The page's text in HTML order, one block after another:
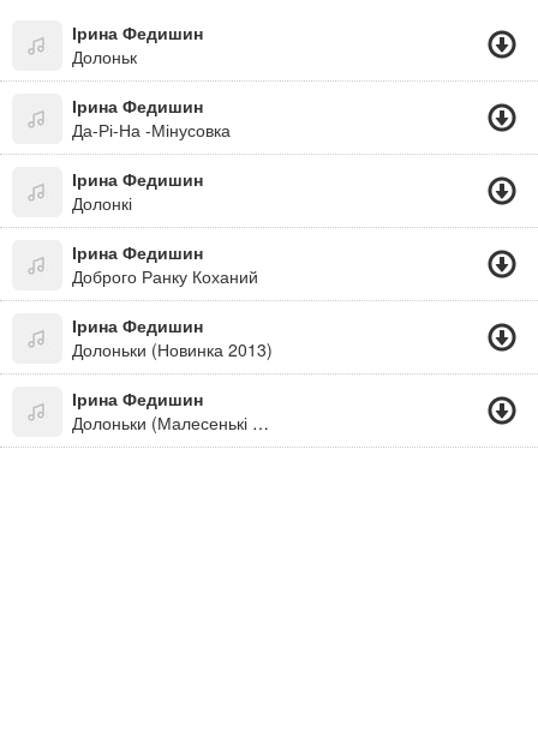
Ірина Федишин
Долоньк
Ірина Федишин
Да-Рі-На -Мінусовка
Ірина Федишин
Долонкі
Ірина Федишин
Доброго Ранку Коханий
Ірина Федишин
Долоньки (Новинка 2013)
Ірина Федишин
Долоньки (Малесенькі Долонькі,сина І Доньки)